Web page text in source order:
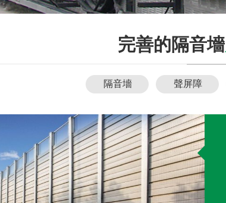
1 2
完善的隔音墻
隔音墻 聲屏障